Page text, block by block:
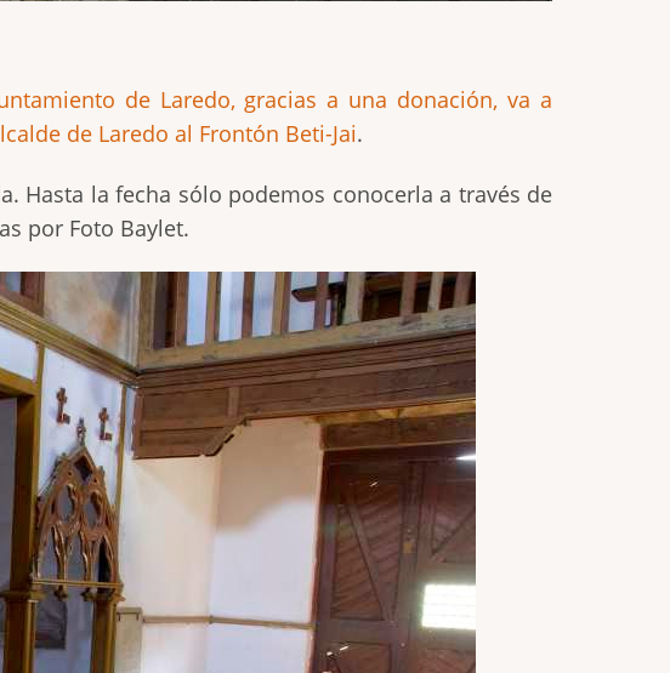
de Laredo, gracias a una donación, va a
de Laredo al Frontón Beti-Jai.
Hasta la fecha sólo podemos conocerla a través de
por Foto Baylet.